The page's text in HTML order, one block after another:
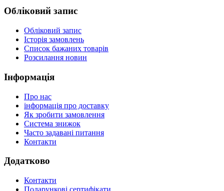
Обліковий запис
Обліковий запис
Історія замовлень
Список бажаних товарів
Розсилання новин
Інформація
Про нас
інформація про доставку
Як зробити замовлення
Система знижок
Часто задавані питання
Контакти
Додатково
Контакти
Подарункові сертифікати